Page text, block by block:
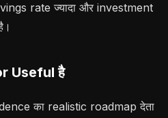
rate ज्यादा और investment
Useful है
का realistic roadmap देता